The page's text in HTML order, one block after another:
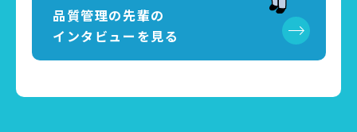
品質管理の先輩の
インタビューを見る